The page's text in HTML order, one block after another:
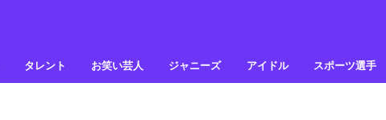
タレント お笑い芸人 ジャニーズ アイドル スポーツ選手